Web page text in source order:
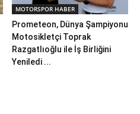
MOTORSPOR HABER
Prometeon, Dünya Şampiyonu
Motosikletçi Toprak
Razgatlıoğlu ile İş Birliğini
Yeniledi ...